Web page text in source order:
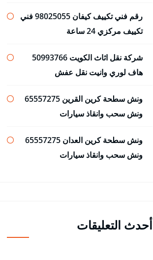
رقم فني تكييف كيفان 98025055 فني
تكييف مركزي 24 ساعة
شركة نقل اثاث الكويت 50993766
هاف لوري وانيت نقل عفش
ونش سطحة كرين القرين 65557275
ونش سحب وانقاذ سيارات
ونش سطحة كرين العدان 65557275
ونش سحب وانقاذ سيارات
أحدث التعليقات